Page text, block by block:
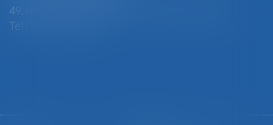
49, rue Thiers - 88100 SAINT-DIÉ DES VOSGES
Tél : 03 29 56 15 98